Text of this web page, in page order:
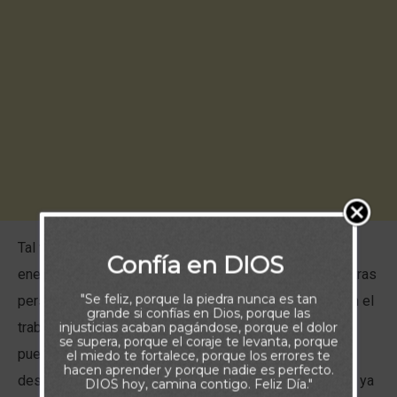
Tal vez has descubierto que uno de los mayores
enemigos del gozo en tu vida son los conflictos con otras
personas. Los problemas en las relaciones —ya sea en el
trabajo, en la familia, en la iglesia o en la comunidad—
pueden contribuir significativamente a la frustración, el
desánimo y el desaliento. Tratar con personas difíciles ya
Confía en DIOS
"Se feliz, porque la piedra nunca es tan
grande si confías en Dios, porque las
injusticias acaban pagándose, porque el dolor
se supera, porque el coraje te levanta, porque
el miedo te fortalece, porque los errores te
hacen aprender y porque nadie es perfecto.
DIOS hoy, camina contigo. Feliz Día."